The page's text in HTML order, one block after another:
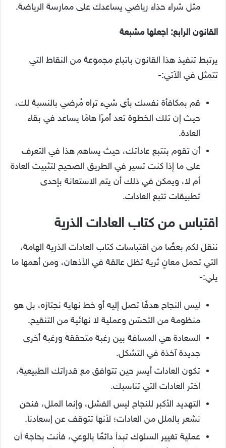
مثل شراء حذاء رياضي يساعدك على ممارسة الرياضة.
القانون الرابع: اجعلها مشبعة
يرتبط تنفيذ هذا القانون باتباع مجموعة من النقاط التي
تتمثل في الآتي:-
قم بمكافأة نفسك بأي شيء تراه مُرضي بالنسبة لك،
حيث إن تلك الخطوة تعد أمرًا هامًا يساعد في بقاء
العادة.
أن تقوم بتتبع عاداتك، حيث يساهم هذا في التعرف
على ما إذا كنت تسير في الطريق الصحيح لتثبيت العادة
أم لا، ويمكن في ذلك أن يتم الاستعانة بإحدى
تطبيقات تتبع العادات.
اقتباس من كتاب العادات الذرية
ننقل لكم بعضًا من اقتباسات كتاب العادات الذرية الهامة،
التي تحمل معانٍ ثرية تظل عالقة في الأذهان، ومن أهمها ما
يلي:-
ليس النجاح هدفًا تصل إليه أو خط نهاية نجتازه، بل هو
منظومة من التحسّن وعملية لا نهائية من التنقيح.
السعادة هي المسافة بين رغبة متحققة ورغبة أخرى
جديدة آخذة في التشكل.
تكون العادات أيسر حين تتوافق مع قدراتك الطبيعية،
اختر العادات التي تناسبك.
التهديد الأكبر للنجاح ليس الفشل، وإنما الملل، فنحن
نشعر بالملل من العادات؛ لأنها تتوقف عن إسعادنا.
عملية تغيير السلوك تبدأ دائمًا بالوعي، فأنت بحاجة أن